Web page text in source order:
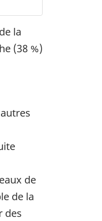
la
(38 %)
de
de la
des